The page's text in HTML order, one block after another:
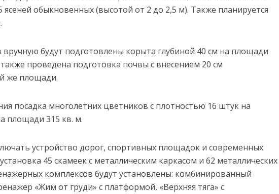
ясеней обыкновенных (высотой от 2 до 2,5 м). Также планируется
вручную будут подготовлены корыта глубиной 40 см на площади
проведена подготовка почвы с внесением 20 см
же площади.
посадка многолетних цветников с плотностью 16 штук на
площади 315 кв. м.
устройство дорог, спортивных площадок и современных
45 скамеек с металлическим каркасом и 62 металлических
комплексов будут установлены: комбинированный
«Жим от груди» с платформой, «Верхняя тяга» с